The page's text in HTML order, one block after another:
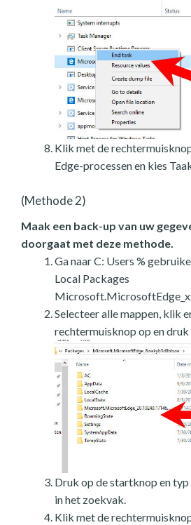
Klik met de
Edge-processen en kies
(Methode 2)
Maak een back-up van uw
doorgaat met deze methode.
Ga naar C: Users %
Local Packages
Selecteer alle mappen, klik
rechtermuisknop op en
Druk op de startknop en
in het zoekvak.
Klik met de